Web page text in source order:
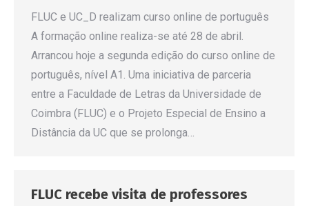
FLUC e UC_D realizam curso online de português
A formação online realiza-se até 28 de abril.
Arrancou hoje a segunda edição do curso online de
português, nível A1. Uma iniciativa de parceria
entre a Faculdade de Letras da Universidade de
Coimbra (FLUC) e o Projeto Especial de Ensino a
Distância da UC que se prolonga…
FLUC recebe visita de professores